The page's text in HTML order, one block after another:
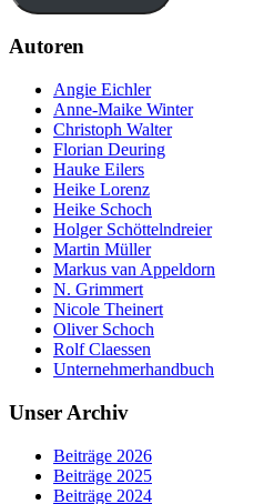
Autoren
Angie Eichler
Anne-Maike Winter
Christoph Walter
Florian Deuring
Hauke Eilers
Heike Lorenz
Heike Schoch
Holger Schöttelndreier
Martin Müller
Markus van Appeldorn
N. Grimmert
Nicole Theinert
Oliver Schoch
Rolf Claessen
Unternehmerhandbuch
Unser Archiv
Beiträge 2026
Beiträge 2025
Beiträge 2024